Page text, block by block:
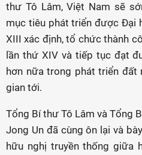
thư Tô Lâm, Việt Nam sẽ
mục tiêu phát triển được Đại
XIII xác định, tổ chức thành
lần thứ XIV và tiếp tục đạt
hơn nữa trong phát triển đất
gian tới.
Tổng Bí thư Tô Lâm và Tổng
Jong Un đã cùng ôn lại và
hữu nghị truyền thống giữa